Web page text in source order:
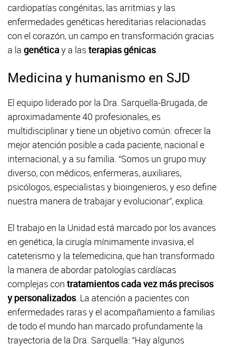
cardiopatías congénitas, las arritmias y las
enfermedades genéticas hereditarias relacionadas
con el corazón, un campo en transformación gracias
a la genéticay a las terapias génicas.
Medicina y humanismo en SJD
El equipo liderado por la Dra. Sarquella-Brugada, de
aproximadamente 40 profesionales, es
multidisciplinar y tiene un objetivo común: ofrecer la
mejor atención posible a cada paciente, nacional e
internacional, y a su familia. “Somos un grupo muy
diverso, con médicos, enfermeras, auxiliares,
psicólogos, especialistas y bioingenieros, y eso define
nuestra manera de trabajar y evolucionar”, explica.
El trabajo en la Unidad está marcado por los avances
en genética, la cirugía mínimamente invasiva, el
cateterismo y la telemedicina, que han transformado
la manera de abordar patologías cardíacas
complejas con tratamientos cada vez más precisos
y personalizados. La atención a pacientes con
enfermedades raras y el acompañamiento a familias
de todo el mundo han marcado profundamente la
trayectoria de la Dra. Sarquella: “Hay algunos